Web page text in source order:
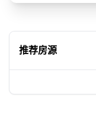
推荐房源